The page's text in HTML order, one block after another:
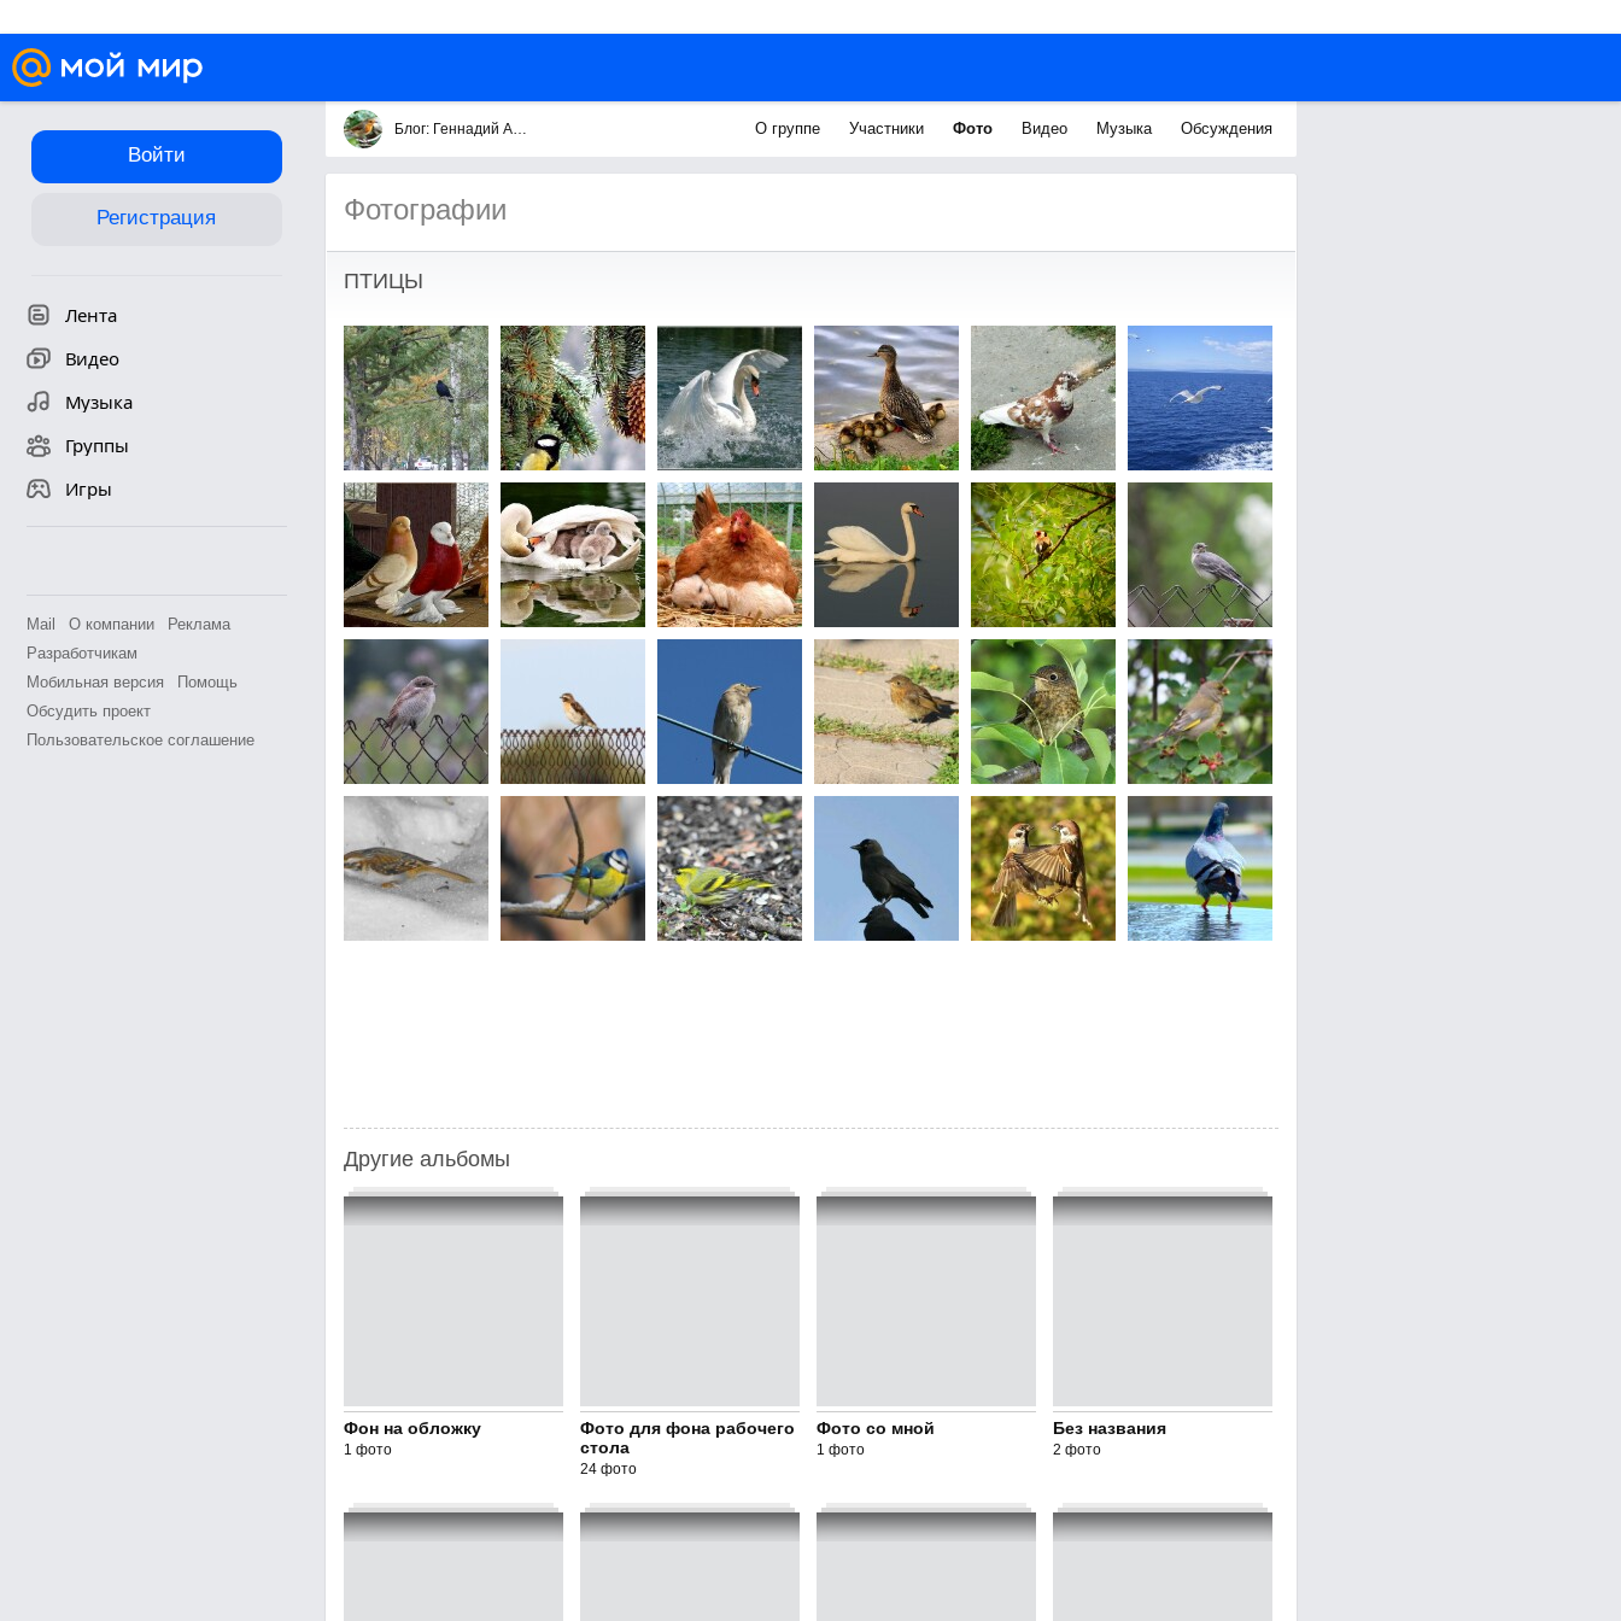
Войти
Регистрация
Лента
Видео
Музыка
Группы
Игры
Mail О компании
Реклама
Разработчикам
Мобильная версия
Помощь
Обсудить проект
Пользовательское соглашение
Блог: Геннадий Андреев О группе Участники Фото Видео Музыка Обсуждения
Фотографии
ПТИЦЫ
Другие альбомы
Фон на обложку
1 фото
Фото для фона рабочего
стола
24 фото
Фото со мной
1 фото
Без названия
2 фото